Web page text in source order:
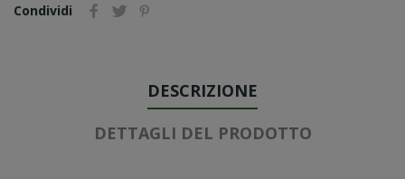
Condividi
DESCRIZIONE
DETTAGLI DEL PRODOTTO